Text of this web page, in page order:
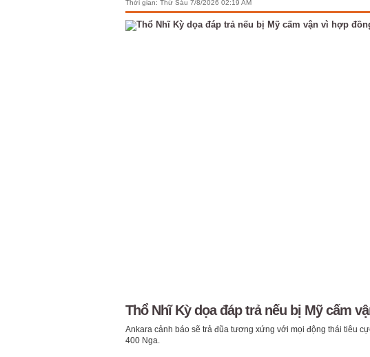
Thời gian: Thứ Sáu 7/8/2026 02:19 AM
Thổ Nhĩ Kỳ dọa đáp trả nếu bị Mỹ cấm
Ankara cảnh báo sẽ trả đũa tương xứng với mọi động thái tiêu
400 Nga.